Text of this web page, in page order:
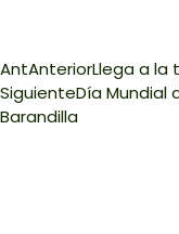
AntAnteriorLlega a la
SiguienteDía Mundial
Barandilla